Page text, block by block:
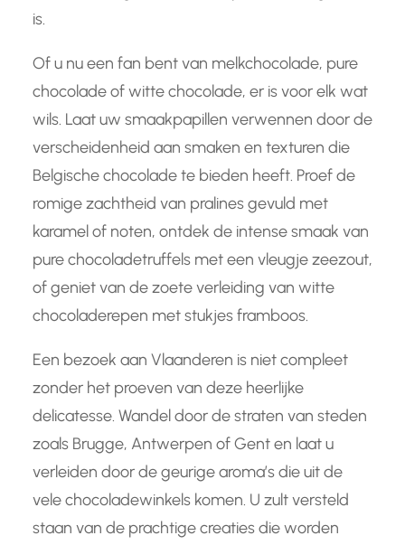
is.
Of u nu een fan bent van melkchocolade, pure
chocolade of witte chocolade, er is voor elk wat
wils. Laat uw smaakpapillen verwennen door de
verscheidenheid aan smaken en texturen die
Belgische chocolade te bieden heeft. Proef de
romige zachtheid van pralines gevuld met
karamel of noten, ontdek de intense smaak van
pure chocoladetruffels met een vleugje zeezout,
of geniet van de zoete verleiding van witte
chocoladerepen met stukjes framboos.
Een bezoek aan Vlaanderen is niet compleet
zonder het proeven van deze heerlijke
delicatesse. Wandel door de straten van steden
zoals Brugge, Antwerpen of Gent en laat u
verleiden door de geurige aroma’s die uit de
vele chocoladewinkels komen. U zult versteld
staan ​​van de prachtige creaties die worden